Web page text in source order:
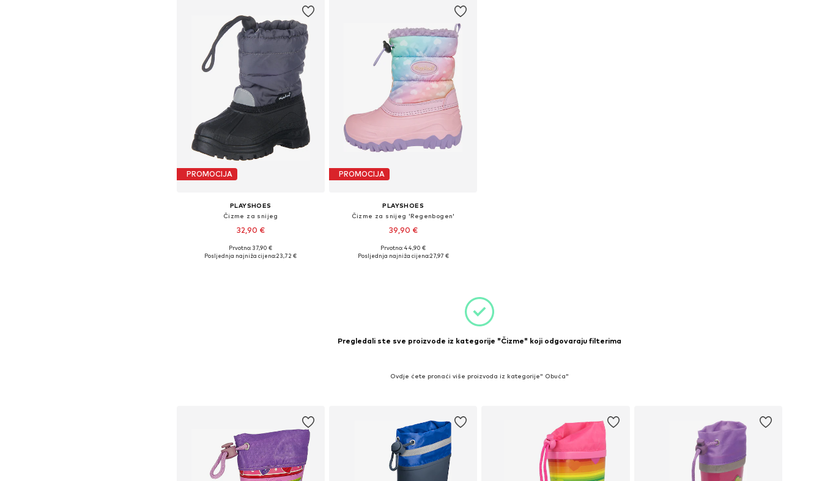
PROMOCIJA
PLAYSHOES
Čizme za snijeg
32,90 €
Dostupne veličine: 20,5, 22,5
Prvotno: 37,90 €
Posljednja najniža cijena:23,72 €
PROMOCIJA
PLAYSHOES
Čizme za snijeg 'Regenbogen'
39,90 €
Dostupne veličine: 20-21, 32-33
Prvotno: 44,90 €
Posljednja najniža cijena:27,97 €
Pregledali ste sve proizvode iz kategorije "Čizme" koji odgovaraju filterima
Ovdje ćete pronaći više proizvoda iz kategorije" Obuća"